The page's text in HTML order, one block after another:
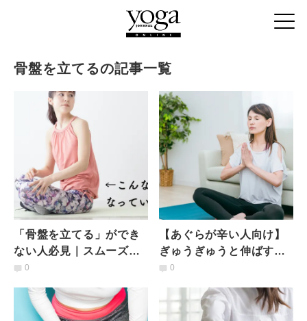
骨盤を立てるの記事一覧
「骨盤を立てる」ができ
ない人必見｜スムーズに
立てられる腸腰筋・ハム
整ワーク
0
【あぐらが辛い人向け】
ぎゅうぎゅうと伸ばすよ
りも効果あり！骨盤が立
サ
0